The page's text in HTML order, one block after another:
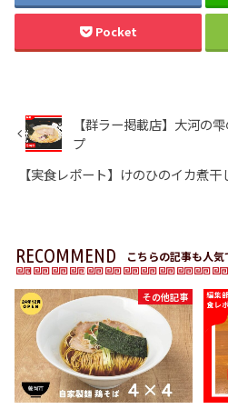
Pocket
【群ラー掲載店】大河の
プ
【実食レポート】けのひのイカ煮
RECOMMEND こちらの記事も人気
その他記事